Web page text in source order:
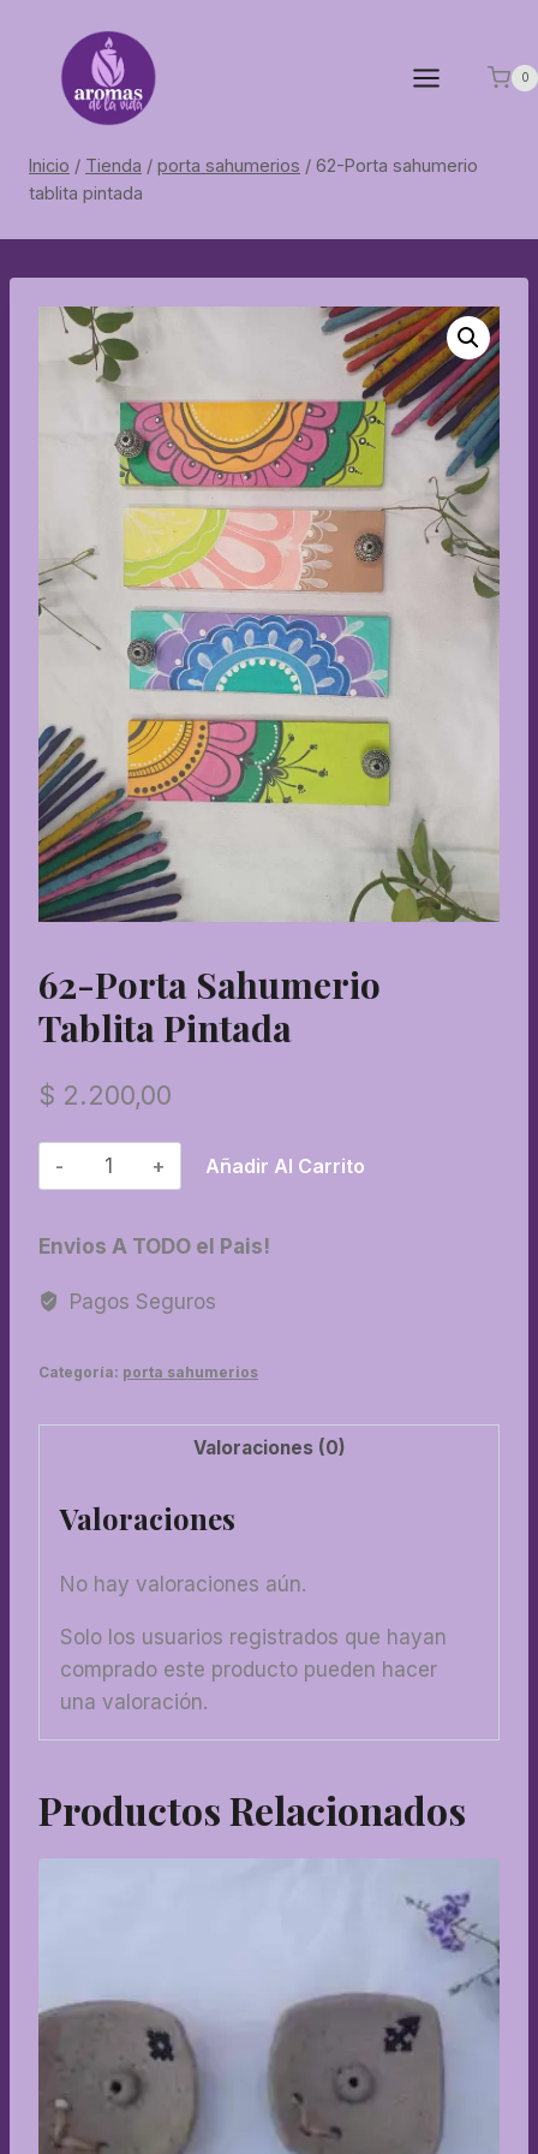
contenido
0
Inicio / Tienda / porta sahumerios / 62-Porta sahumerio
tablita pintada
62-Porta Sahumerio
Tablita Pintada
$ 2.200,00
62-
Porta
tablita
cantidad
Añadir Al Carrito
Envios A TODO el Pais!
Pagos Seguros
Categoría: porta sahumerios
Valoraciones (0)
Valoraciones
No hay valoraciones aún.
Solo los usuarios registrados que hayan
comprado este producto pueden hacer
una valoración.
Productos Relacionados